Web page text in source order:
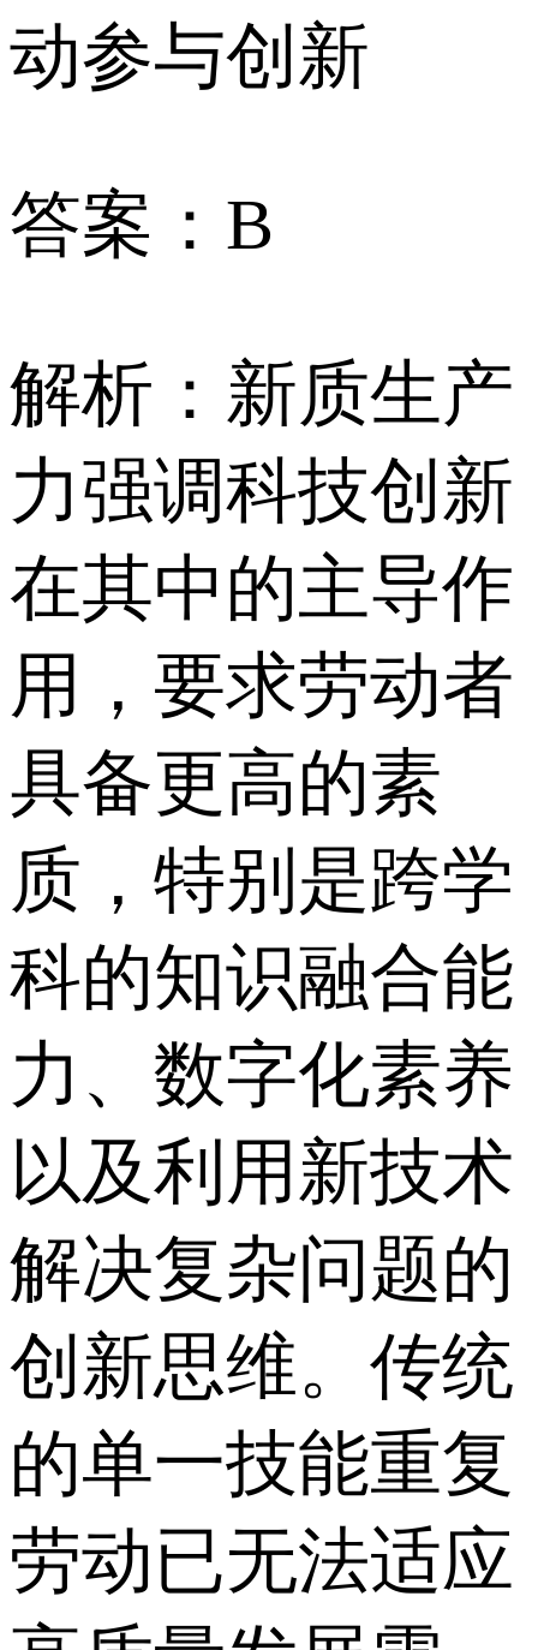
动参与创新
答案：B
解析：新质生产
力强调科技创新
在其中的主导作
用，要求劳动者
具备更高的素
质，特别是跨学
科的知识融合能
力、数字化素养
以及利用新技术
解决复杂问题的
创新思维。传统
的单一技能重复
劳动已无法适应